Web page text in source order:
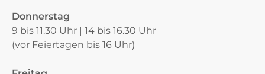
Donnerstag
9 bis 11.30 Uhr | 14 bis 16.30 Uhr
(vor Feiertagen bis 16 Uhr)